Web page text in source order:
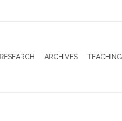
RESEARCH ARCHIVES TEACHING